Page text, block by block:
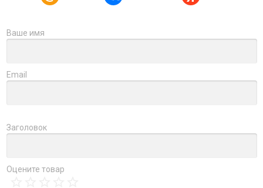
Ваше имя
Email
Заголовок
Оцените товар